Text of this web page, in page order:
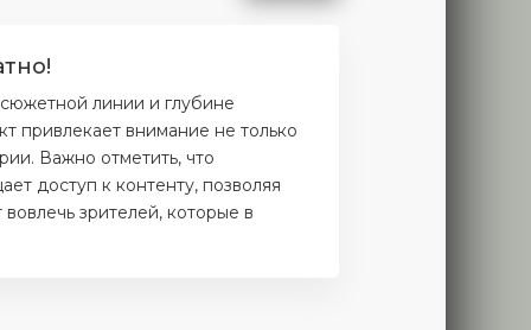
линии и глубине
привлекает внимание не только
Важно отметить, что
доступ к контенту, позволяя
зрителей, которые в